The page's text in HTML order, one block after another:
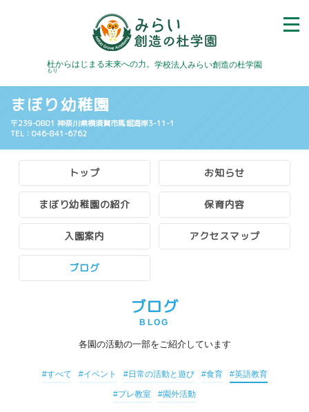
杜
もり
からはじまる未来への力。 学校法人みらい創造の杜学園
まぼり幼稚園
〒239-0801 神奈川県横須賀市馬堀海岸3-11-1
TEL：046-841-6762
トップ お知らせ
まぼり幼稚園の紹介 保育内容
入園案内 アクセスマップ
ブログ
ブログ
BLOG
各園の活動の一部をご紹介しています
#すべて #イベント #日常の活動と遊び #食育 #英語教育
#プレ教室 #園外活動